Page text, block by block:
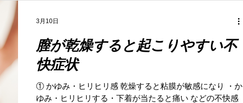
膣が乾燥すると起こりやすい不
快症状
① かゆみ・ヒリヒリ感 乾燥すると粘膜が敏感になり ・か
ゆみ・ヒリヒリする・下着が当たると痛い などの不快感
3月10日